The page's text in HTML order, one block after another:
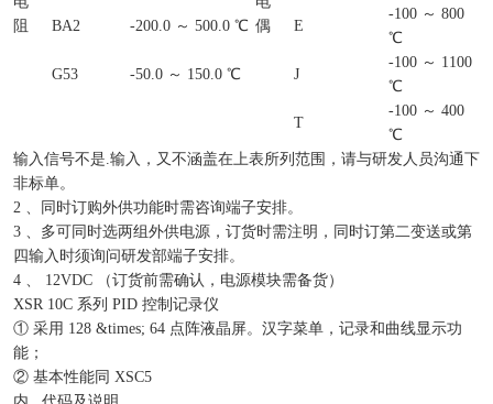
阻
偶
BA2 -200.0 ～ 500.0 ℃ E
-100 ～ 800
℃
G53 -50.0 ～ 150.0 ℃ J
-100 ～ 1100
℃
T
-100 ～ 400
℃
输入信号不是.输入，又不涵盖在上表所列范围，请与研发人员沟通下
非标单。
2 、同时订购外供功能时需咨询端子安排。
3 、多可同时选两组外供电源，订货时需注明，同时订第二变送或第
四输入时须询问研发部端子安排。
4 、 12VDC （订货前需确认，电源模块需备货）
XSR 10C 系列 PID 控制记录仪
① 采用 128 &times; 64 点阵液晶屏。汉字菜单，记录和曲线显示功
能；
② 基本性能同 XSC5